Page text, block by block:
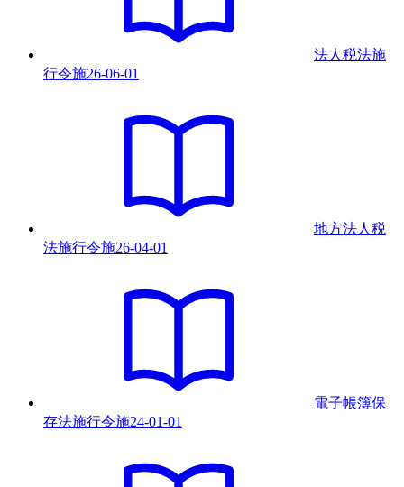
法人税法施
行令施26-06-01
地方法人税
法施行令施26-04-01
電子帳簿保
存法施行令施24-01-01